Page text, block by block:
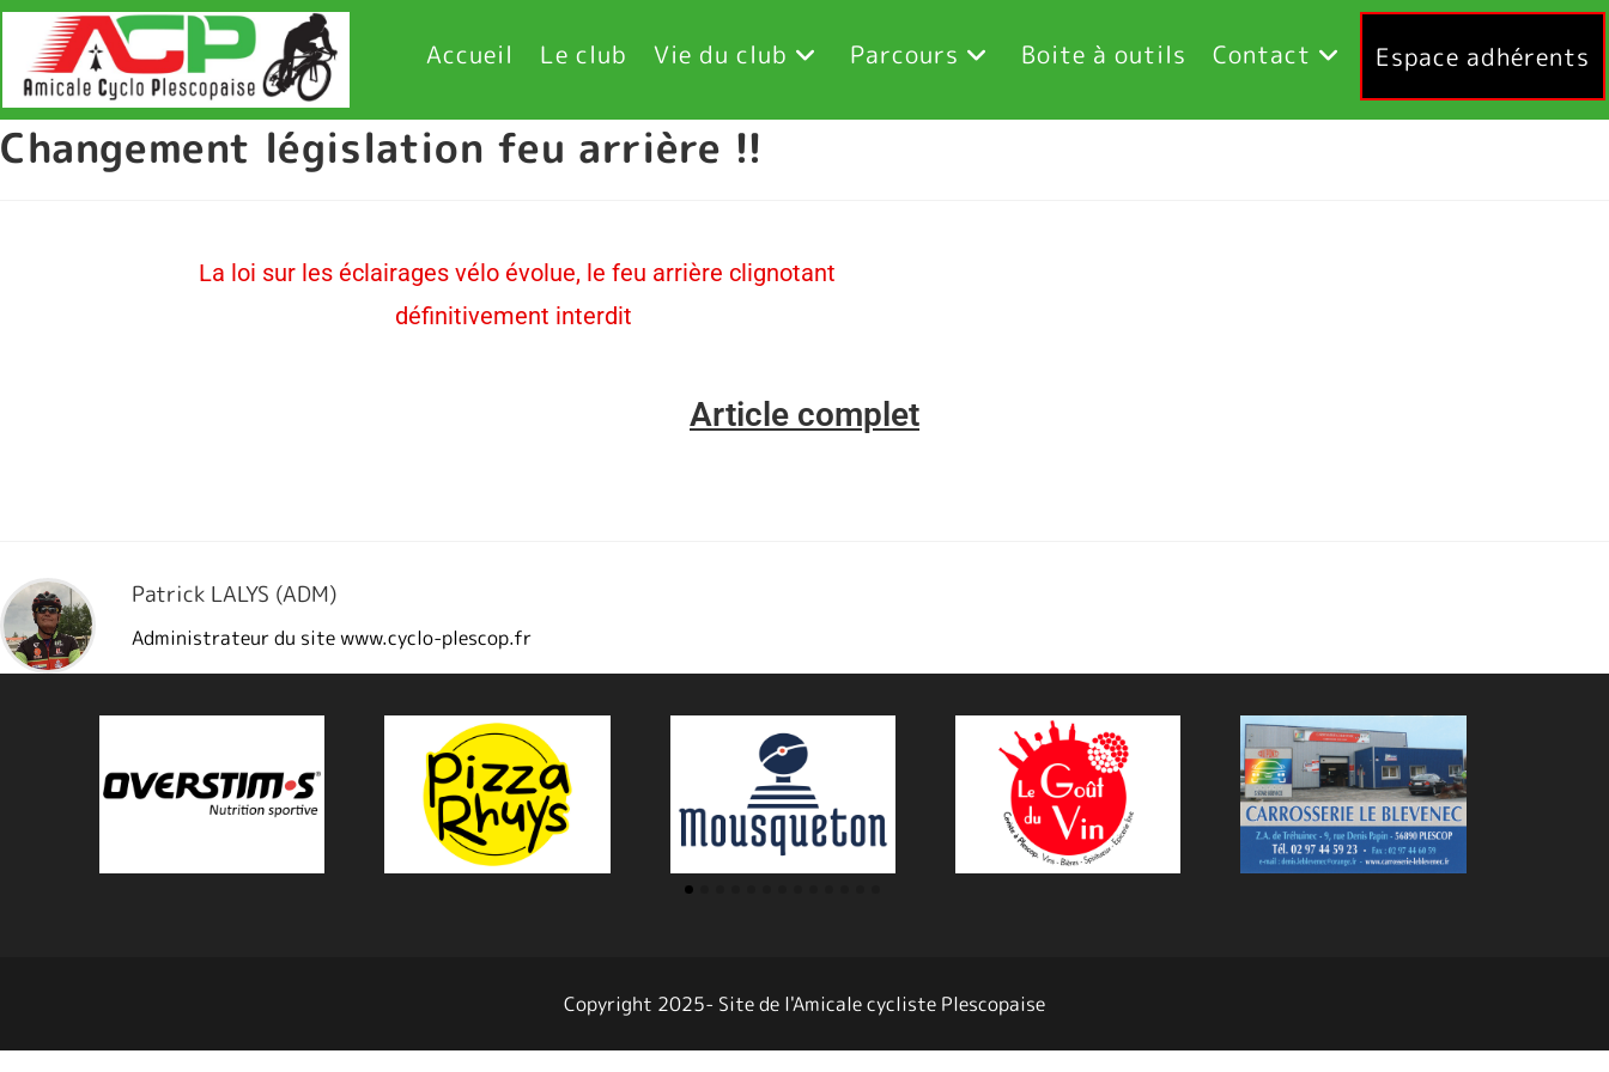
Accueil Le club Vie du club Parcours Boite à outils Contact Espace adhérents
Changement législation feu arrière !!
La loi sur les éclairages vélo évolue, le feu arrière clignotant
définitivement interdit
Article complet
Patrick LALYS (ADM)
Administrateur du site www.cyclo-plescop.fr
Copyright 2025- Site de l'Amicale cycliste Plescopaise